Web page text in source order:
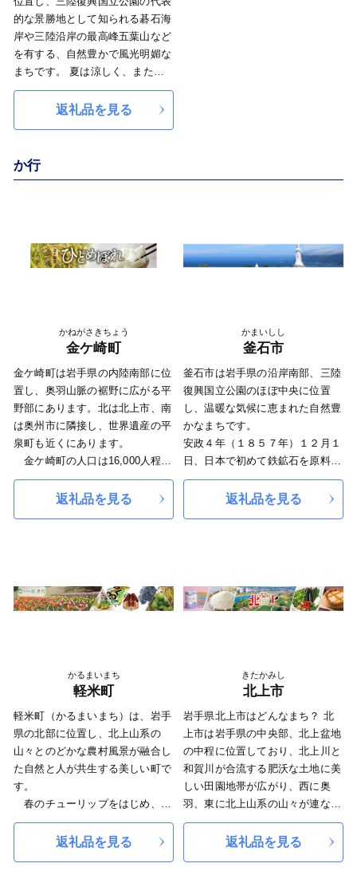
た南部神楽をはじめとする伝統芸
能や行事が数多く息づいていると
ともに、国指定重要無形民俗文化
財の室根神社祭のマツリバ行事、
県内有数の規模を誇る川崎地域の
花火大会、奇祭として知られる大
東大原水かけ祭りや縄文の野焼き
を再現した藤沢野焼祭など各地で
古くから冠婚葬祭や農作業の節
目、季節の行事などの場面で、も
的な景勝地として知られる碁石海
岸や三陸沿岸の最高峰五葉山など
を有する、自然豊かで風光明媚な
まちです。 夏は涼しく、また、
冬にはほとんど積雪が見られず、
比較的温暖な心地の良いまちで、
の振興などにより、三陸沿岸地域
の拠点都市として発展してきまし
害に遭いましたが、この類を見な
い災害を乗り越え、市民一人ひと
返礼品を見る
か行
かねがさきちょう
金ケ崎町
金ケ崎町は岩手県の内陸南部に位
置し、奥羽山脈の裾野に広がる平
野部にあります。北は北上市、南
は奥州市に隣接し、世界遺産の平
泉町も近くにあります。
金ケ崎町の人口は16,000人程
で、町の面積はおよそ180平方キ
ロメートルの広さです。
金ケ崎町は肥沃な大地と平野に
山脈側では広大な牧草地を活用し
た大型畜産や酪農が営まれていま
を誇る「岩手中部金ケ崎工業団
地」には、医薬品や半導体、自動
超える従業員が働いています。金
ケ崎町の製造品出荷額は県内第１
位となっています。
このように、金ケ崎町は、四季
の移ろいをはっきりと感じられる
恵まれた自然環境の中、歴史文化
を守りながら、工業のさらなる成
長が期待されます。
私たちは自立の町、住みたい
返礼品を見る
かまいしし
釜石市
釜石市は岩手県の沿岸南部、三陸
復興国立公園のほぼ中央に位置
し、温暖な気候に恵まれた自然豊
かなまちです。
安政４年（１８５７年）１２月１
日、日本で初めて鉄鉱石を原料と
した洋式高炉での出銑に成功して
以来、東北地方有数の重工業都市
として発展し、また、世界３大漁
東日本大震災により、当市を含む
三陸沿岸地域は壊滅的な被害を受
将来像「三陸の大地に光り輝き、
希望と笑顔があふれるまち釜石」
ず」を合言葉に市民一丸となって
全力で取り組んでいます。
これまで頂きました、皆様からの
心温まるご支援ご協力に感謝を申
し上げるとともに、復興のため今
後ともご支援ご協力をいただきま
すようお願い申し上げます。
◆ラグビーワールドカップ2019?
開催都市に
返礼品を見る
かるまいまち
軽米町
軽米町（かるまいまち）は、岩手
県の北部に位置し、北上山系の
山々とのどかな農村風景が融合し
た自然と人が共生する美しい町で
す。
春のチューリップをはじめ、ア
ジサイなど花咲く町は「ひとにや
さしく活力あふれるまち」の実現
返礼品を見る
きたかみし
北上市
岩手県北上市はどんなまち？ 北
上市は岩手県の中央部、北上盆地
の中程に位置しており、北上川と
和賀川が合流する肥沃な土地に美
しい田園地帯が広がり、西に奥
羽、東に北上山系の山々が連なる
豊かな自然に恵まれています。ま
た、北上市は、8つの工業団地な
返礼品を見る